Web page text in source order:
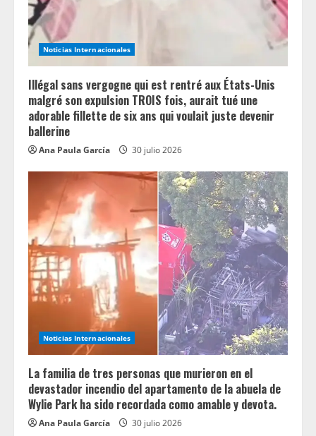
i
n
g
Noticias Internacionales
Illégal sans vergogne qui est rentré aux États-Unis
malgré son expulsion TROIS fois, aurait tué une
adorable fillette de six ans qui voulait juste devenir
ballerine
Ana Paula García 30 julio 2026
Noticias Internacionales
La familia de tres personas que murieron en el
devastador incendio del apartamento de la abuela de
Wylie Park ha sido recordada como amable y devota.
Ana Paula García 30 julio 2026